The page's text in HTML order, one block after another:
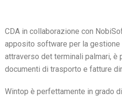
CDA in collaborazione con
apposito software per la gestione
attraverso det terminali palmari,
documenti di trasporto e fatture
Wintop è perfettamente in grado